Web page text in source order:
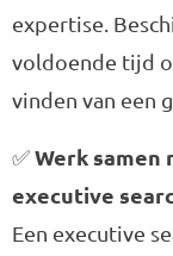
l
e
a
p
expertise.
voldoende tijd
vinden van een
✅Werk samen
executive
Een executive